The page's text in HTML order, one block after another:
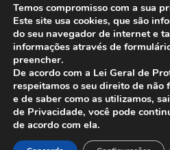
ANFIP - Associação
Fiscais da Receita
Todos os Direitos
Temos compromisso com a sua
Este site usa cookies, que são
do seu navegador de internet e
informações através de
preencher.
De acordo com a Lei Geral de
respeitamos o seu direito de não
e de saber como as utilizamos,
de Privacidade, você pode
de acordo com ela.